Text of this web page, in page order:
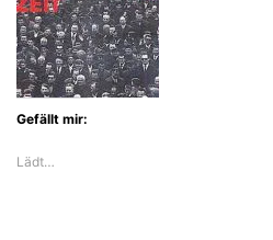
Gefällt mir:
Lädt…